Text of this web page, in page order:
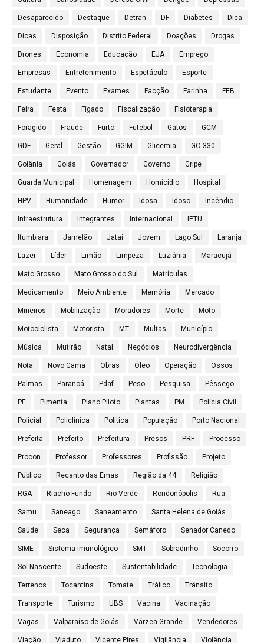
Desaparecido Destaque Detran DF Diabetes Dica
Dicas Disposição Distrito Federal Doações Drogas
Drones Economia Educação EJA Emprego
Empresas Entretenimento Espetáculo Esporte
Estudante Evento Exames Facção Farinha FEB
Feira Festa Fígado Fiscalização Fisioterapia
Foragido Fraude Furto Futebol Gatos GCM
GDF Geral Gestão GGIM Glicemia GO-330
Goiânia Goiás Governador Governo Gripe
Guarda Municipal Homenagem Homicídio Hospital
HPV Humanidade Humor Idosa Idoso Incêndio
Infraestrutura Integrantes Internacional IPTU
Itumbiara Jamelão Jataí Jovem Lago Sul Laranja
Lazer Líder Limão Limpeza Luziânia Maracujá
Mato Grosso Mato Grosso do Sul Matrículas
Medicamento Meio Ambiente Memória Mercado
Mineiros Mobilização Moradores Morte Moto
Motociclista Motorista MT Multas Município
Música Mutirão Natal Negócios Neurodivergência
Nota Novo Gama Obras Óleo Operação Ossos
Palmas Paranoá Pdaf Peso Pesquisa Pêssego
PF Pimenta Plano Piloto Plantas PM Polícia Civil
Policial Policlínica Política População Porto Nacional
Prefeita Prefeito Prefeitura Presos PRF Processo
Procon Professor Professores Profissão Projeto
Público Recanto das Emas Região da 44 Religião
RGA Riacho Fundo Rio Verde Rondonópolis Rua
Samu Saneago Saneamento Santa Helena de Goiás
Saúde Seca Segurança Semáforo Senador Canedo
SIME Sistema imunológico SMT Sobradinho Socorro
Sol Nascente Sudoeste Sustentabilidade Tecnologia
Terrenos Tocantins Tomate Tráfico Trânsito
Transporte Turismo UBS Vacina Vacinação
Vagas Valparaíso de Goiás Várzea Grande Vendedores
Viação Viaduto Vicente Pires Vigilância Violência